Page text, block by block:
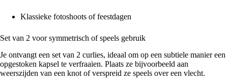
Klassieke fotoshoots of feestdagen
Set van 2 voor symmetrisch of speels gebruik
Je ontvangt een set van 2 curlies, ideaal om op een subtiele manier een
opgestoken kapsel te verfraaien. Plaats ze bijvoorbeeld aan
weerszijden van een knot of verspreid ze speels over een vlecht.